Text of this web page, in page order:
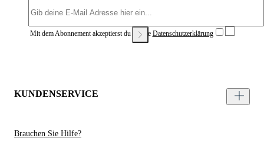
Mit dem Abonnement akzeptierst du unsere Datenschutzerklärung
KUNDENSERVICE
Brauchen Sie Hilfe?